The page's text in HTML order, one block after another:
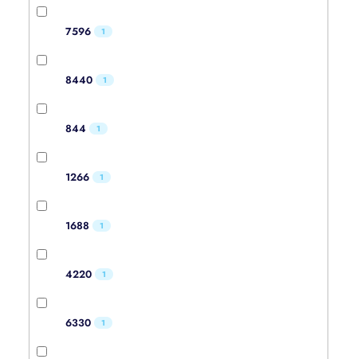
7596 1
8440 1
844 1
1266 1
1688 1
4220 1
6330 1